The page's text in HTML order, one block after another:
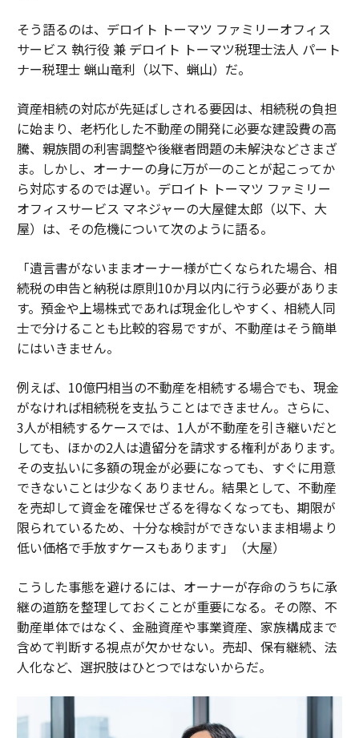
そう語るのは、デロイト トーマツ ファミリーオフィス
サービス 執行役 兼 デロイト トーマツ税理士法人 パート
ナー税理士 蝋山竜利（以下、蝋山）だ。
資産相続の対応が先延ばしされる要因は、相続税の負担
に始まり、老朽化した不動産の開発に必要な建設費の高
騰、親族間の利害調整や後継者問題の未解決などさまざ
ま。しかし、オーナーの身に万が一のことが起こってか
ら対応するのでは遅い。デロイト トーマツ ファミリー
オフィスサービス マネジャーの大屋健太郎（以下、大
屋）は、その危機について次のように語る。
「遺言書がないままオーナー様が亡くなられた場合、相
続税の申告と納税は原則10か月以内に行う必要がありま
す。預金や上場株式であれば現金化しやすく、相続人同
士で分けることも比較的容易ですが、不動産はそう簡単
にはいきません。
例えば、10億円相当の不動産を相続する場合でも、現金
がなければ相続税を支払うことはできません。さらに、
3人が相続するケースでは、1人が不動産を引き継いだと
しても、ほかの2人は遺留分を請求する権利があります。
その支払いに多額の現金が必要になっても、すぐに用意
できないことは少なくありません。結果として、不動産
を売却して資金を確保せざるを得なくなっても、期限が
限られているため、十分な検討ができないまま相場より
低い価格で手放すケースもあります」（大屋）
こうした事態を避けるには、オーナーが存命のうちに承
継の道筋を整理しておくことが重要になる。その際、不
動産単体ではなく、金融資産や事業資産、家族構成まで
含めて判断する視点が欠かせない。売却、保有継続、法
人化など、選択肢はひとつではないからだ。